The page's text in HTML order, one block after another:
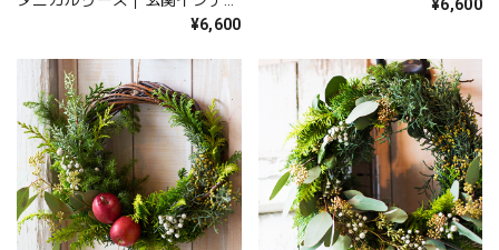
¥6,600
¥6,600